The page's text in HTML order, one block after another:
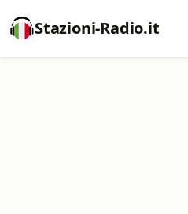
Stazioni-Radio.it